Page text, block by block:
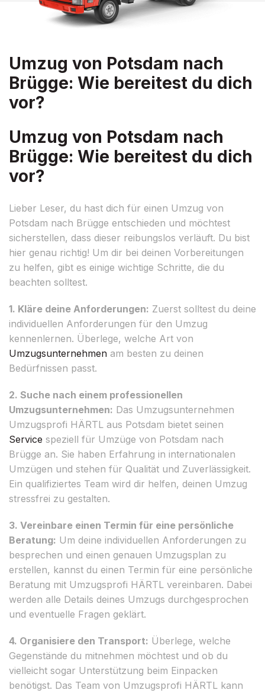
Umzug von Potsdam nach
Brügge: Wie bereitest du dich
vor?
Umzug von Potsdam nach
Brügge: Wie bereitest du dich
vor?
Lieber Leser, du hast dich für einen Umzug von
Potsdam nach Brügge entschieden und möchtest
sicherstellen, dass dieser reibungslos verläuft. Du bist
hier genau richtig! Um dir bei deinen Vorbereitungen
zu helfen, gibt es einige wichtige Schritte, die du
beachten solltest.
1. Kläre deine Anforderungen: Zuerst solltest du deine
individuellen Anforderungen für den Umzug
kennenlernen. Überlege, welche Art von
Umzugsunternehmen am besten zu deinen
Bedürfnissen passt.
2. Suche nach einem professionellen
Umzugsunternehmen: Das Umzugsunternehmen
Umzugsprofi HÄRTL aus Potsdam bietet seinen
Service speziell für Umzüge von Potsdam nach
Brügge an. Sie haben Erfahrung in internationalen
Umzügen und stehen für Qualität und Zuverlässigkeit.
Ein qualifiziertes Team wird dir helfen, deinen Umzug
stressfrei zu gestalten.
3. Vereinbare einen Termin für eine persönliche
Beratung: Um deine individuellen Anforderungen zu
besprechen und einen genauen Umzugsplan zu
erstellen, kannst du einen Termin für eine persönliche
Beratung mit Umzugsprofi HÄRTL vereinbaren. Dabei
werden alle Details deines Umzugs durchgesprochen
und eventuelle Fragen geklärt.
4. Organisiere den Transport: Überlege, welche
Gegenstände du mitnehmen möchtest und ob du
vielleicht sogar Unterstützung beim Einpacken
benötigst. Das Team von Umzugsprofi HÄRTL kann